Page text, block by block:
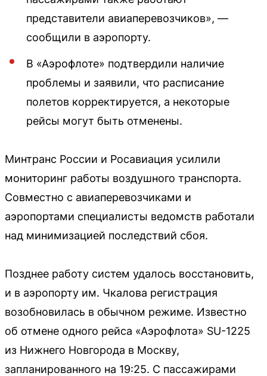
представители авиаперевозчиков», —
сообщили в аэропорту.
В «Аэрофлоте» подтвердили наличие
проблемы и заявили, что расписание
полетов корректируется, а некоторые
рейсы могут быть отменены.
Минтранс России и Росавиация усилили
мониторинг работы воздушного транспорта.
Совместно с авиаперевозчиками и
аэропортами специалисты ведомств работали
над минимизацией последствий сбоя.
Позднее работу систем удалось восстановить,
и в аэропорту им. Чкалова регистрация
возобновилась в обычном режиме. Известно
об отмене одного рейса «Аэрофлота» SU-1225
из Нижнего Новгорода в Москву,
запланированного на 19:25. С пассажирами